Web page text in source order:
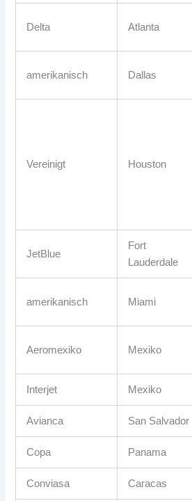
Delta Atlanta
amerikanisch Dallas
Vereinigt Houston
JetBlue
Fort
Lauderdale
amerikanisch Miami
Aeromexiko Mexiko
Interjet Mexiko
Avianca San Salvador
Copa Panama
Conviasa Caracas